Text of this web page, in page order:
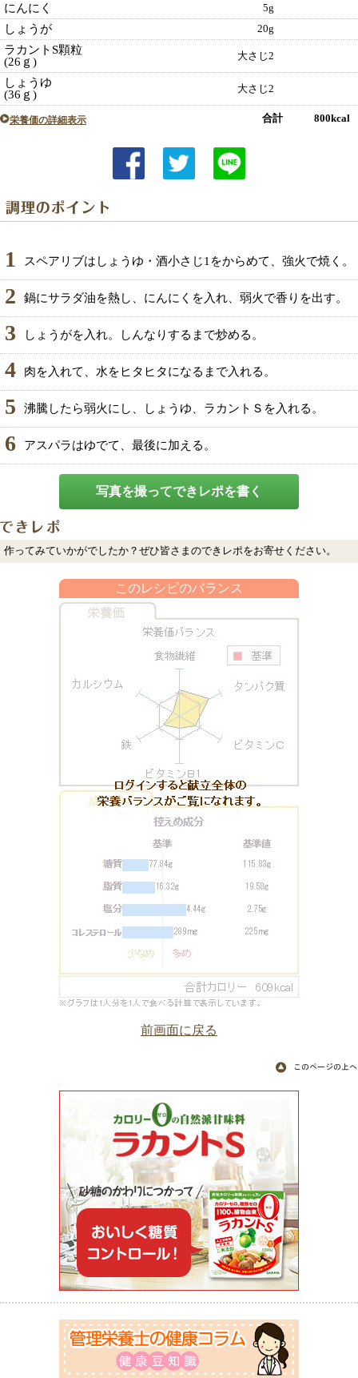
にんにく 5g
しょうが 20g
ラカントS顆粒
(26ｇ)
大さじ2
しょうゆ
(36ｇ)
大さじ2
栄養価の詳細表示 合計 800kcal
1 スペアリブはしょうゆ・酒小さじ1をからめて、強火で焼く。
2 鍋にサラダ油を熱し、にんにくを入れ、弱火で香りを出す。
3 しょうがを入れ。しんなりするまで炒める。
4 肉を入れて、水をヒタヒタになるまで入れる。
5 沸騰したら弱火にし、しょうゆ、ラカントＳを入れる。
6 アスパラはゆでて、最後に加える。
写真を撮ってできレポを書く
作ってみていかがでしたか？ぜひ皆さまのできレポをお寄せください。
このレシピのバランス
前画面に戻る